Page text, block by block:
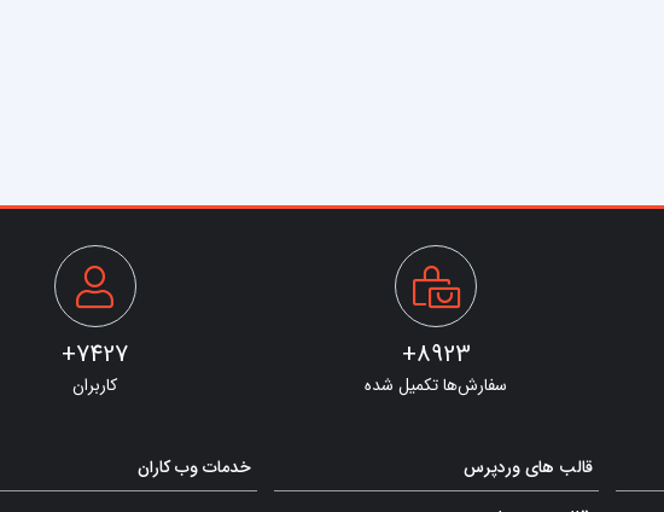
8923+
سفارش‌ها تکمیل شده
7427+
کاربران
قالب های وردپرس خدمات وب کاران